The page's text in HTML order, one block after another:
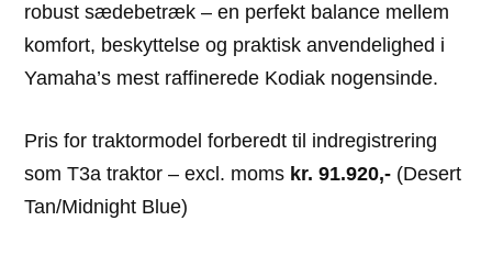
robust sædebetræk – en perfekt balance mellem
komfort, beskyttelse og praktisk anvendelighed i
Yamaha’s mest raffinerede Kodiak nogensinde.
Pris for traktormodel forberedt til indregistrering
som T3a traktor – excl. moms kr. 91.920,- (Desert
Tan/Midnight Blue)